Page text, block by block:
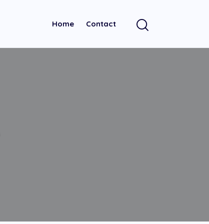
Home Contact